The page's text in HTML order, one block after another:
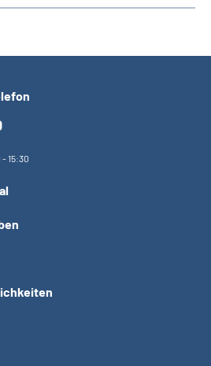
15:30